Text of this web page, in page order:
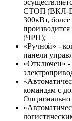
СТОП (ВКЛ-
300кВт,
(ЧРП);
«Ручной» -
панели
«Отключен» -
командам с
Опционально